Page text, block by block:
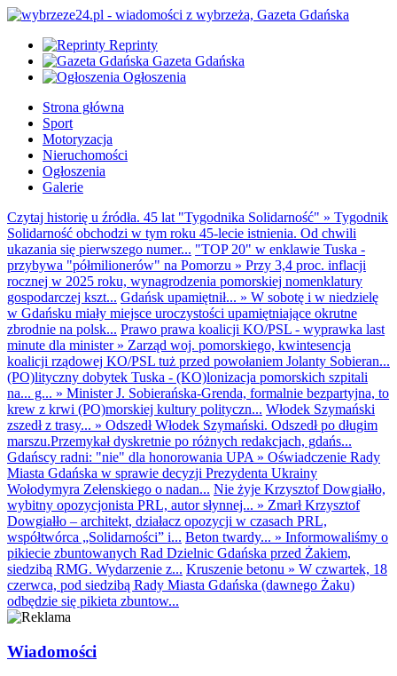
Reprinty
Gazeta Gdańska
Ogłoszenia
Strona główna
Sport
Motoryzacja
Nieruchomości
Ogłoszenia
Galerie
Czytaj historię u źródła. 45 lat "Tygodnika Solidarność" » Tygodnik
Solidarność obchodzi w tym roku 45-lecie istnienia. Od chwili
ukazania się pierwszego numer... "TOP 20" w enklawie Tuska -
przybywa "półmilionerów" na Pomorzu » Przy 3,4 proc. inflacji
rocznej w 2025 roku, wynagrodzenia pomorskiej nomenklatury
gospodarczej kszt... Gdańsk upamiętnił... » W sobotę i w niedzielę
w Gdańsku miały miejsce uroczystości upamiętniające okrutne
zbrodnie na polsk... Prawo prawa koalicji KO/PSL - wyprawka last
minute dla minister» Zarząd woj. pomorskiego, kwintesencja
koalicji rządowej KO/PSL tuż przed powołaniem Jolanty Sobieran...
(PO)lityczny dobytek Tuska - (KO)lonizacja pomorskich szpitali
na... g... » Minister J. Sobierańska-Grenda, formalnie bezpartyjna, to
krew z krwi (PO)morskiej kultury polityczn... Włodek Szymański
zszedł z trasy... » Odszedł Włodek Szymański. Odszedł po długim
marszu.Przemykał dyskretnie po różnych redakcjach, gdańs...
Gdańscy radni: "nie" dla honorowania UPA » Oświadczenie Rady
Miasta Gdańska w sprawie decyzji Prezydenta Ukrainy
Wołodymyra Zełenskiego o nadan... Nie żyje Krzysztof Dowgiałło,
wybitny opozycjonista PRL, autor słynnej... » Zmarł Krzysztof
Dowgiałło – architekt, działacz opozycji w czasach PRL,
współtwórca „Solidarności” i... Beton twardy... » Informowaliśmy o
pikiecie zbuntowanych Rad Dzielnic Gdańska przed Żakiem,
siedzibą RMG. Wydarzenie z... Kruszenie betonu » W czwartek, 18
czerwca, pod siedzibą Rady Miasta Gdańska (dawnego Żaku)
odbędzie się pikieta zbuntow...
Wiadomości